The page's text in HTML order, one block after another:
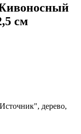
см
дерево,